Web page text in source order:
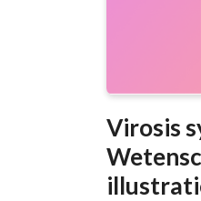
Virosis